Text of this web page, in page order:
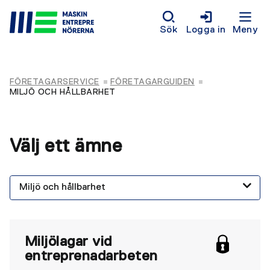
Sök Logga in Meny
FÖRETAGARSERVICE
FÖRETAGARGUIDEN
MILJÖ OCH HÅLLBARHET
Välj ett ämne
Miljölagar vid
entreprenadarbeten